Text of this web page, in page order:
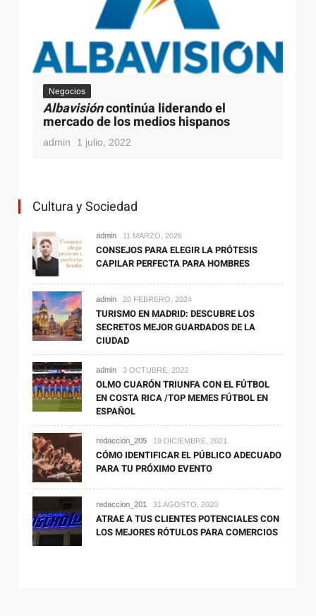
Cuando se debe cambiar el aceite
Negocios
Albavisióncontinúa liderando el
mercado de los medios hispanos
admin 1 julio, 2022
Cultura y Sociedad
admin 11 MARZO, 2026
CONSEJOS PARA ELEGIR LA PRÓTESIS
CAPILAR PERFECTA PARA HOMBRES
admin 20 FEBRERO, 2024
TURISMO EN MADRID: DESCUBRE LOS
SECRETOS MEJOR GUARDADOS DE LA
CIUDAD
admin 3 OCTUBRE, 2022
OLMO CUARÓN TRIUNFA CON EL FÚTBOL
EN COSTA RICA /TOP MEMES FÚTBOL EN
ESPAÑOL
redaccion_205 19 DICIEMBRE, 2021
CÓMO IDENTIFICAR EL PÚBLICO ADECUADO
PARA TU PRÓXIMO EVENTO
redaccion_201 31 AGOSTO, 2020
ATRAE A TUS CLIENTES POTENCIALES CON
LOS MEJORES RÓTULOS PARA COMERCIOS